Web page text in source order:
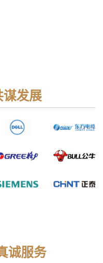
发展
诚服务